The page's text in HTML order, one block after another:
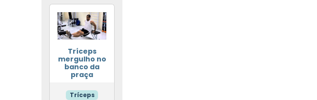
Tríceps
mergulho no
banco da
praça
Tríceps